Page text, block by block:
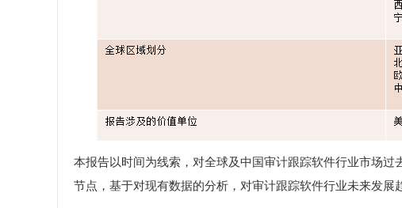
本报告以时间为线索，对全球及中国审计跟踪软件行业市场
节点，基于对现有数据的分析，对审计跟踪软件行业未来发展